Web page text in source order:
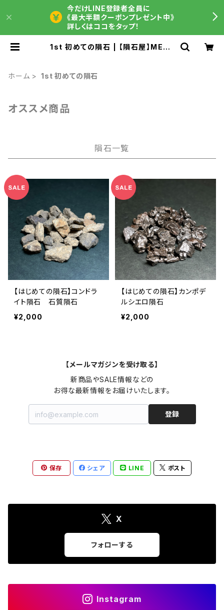
今だけLINE登録者全員に
《最大半額クーポンプレゼント中》
詳しくはココをタップ！
1st 初めての隕石 | 【隕石屋】METE
ホーム 1st 初めての隕石
オススメ商品
隕石一覧
【はじめての隕石】コンドラ
イト隕石 石質隕石
¥2,000
【はじめての隕石】カンポデ
ルシエロ隕石
¥2,000
【メールマガジンを受け取る】
新商品やSALE情報などの
お得な最新情報をお届けいたします。
登録
保存 シェア LINE ポスト
X
フォローする
Instagram